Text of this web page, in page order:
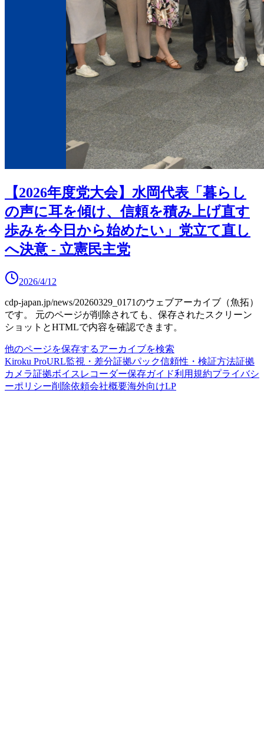
【2026年度党大会】水岡代表「暮らし
の声に耳を傾け、信頼を積み上げ直す
歩みを今日から始めたい」党立て直し
へ決意 - 立憲民主党
2026/4/12
cdp-japan.jp/news/20260329_0171のウェブアーカイブ（魚拓）
です。
元のページが削除されても、保存されたスクリーン
ショットとHTMLで内容を確認できます。
他のページを保存するアーカイブを検索
Kiroku ProURL監視・差分証拠パック信頼性・検証方法証拠
カメラ証拠ボイスレコーダー保存ガイド利用規約プライバシ
ーポリシー削除依頼会社概要海外向けLP